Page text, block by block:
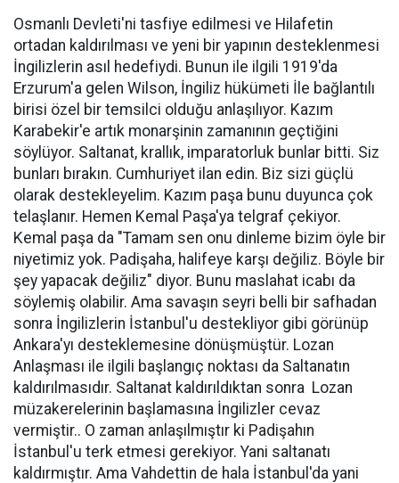
Osmanlı Devleti'ni tasfiye edilmesi ve Hilafetin
ortadan kaldırılması ve yeni bir yapının desteklenmesi
İngilizlerin asıl hedefiydi. Bunun ile ilgili 1919'da
Erzurum'a gelen Wilson, İngiliz hükümeti İle bağlantılı
birisi özel bir temsilci olduğu anlaşılıyor. Kazım
Karabekir'e artık monarşinin zamanının geçtiğini
söylüyor. Saltanat, krallık, imparatorluk bunlar bitti. Siz
bunları bırakın. Cumhuriyet ilan edin. Biz sizi güçlü
olarak destekleyelim. Kazım paşa bunu duyunca çok
telaşlanır. Hemen Kemal Paşa'ya telgraf çekiyor.
Kemal paşa da "Tamam sen onu dinleme bizim öyle bir
niyetimiz yok. Padişaha, halifeye karşı değiliz. Böyle bir
şey yapacak değiliz" diyor. Bunu maslahat icabı da
söylemiş olabilir. Ama savaşın seyri belli bir safhadan
sonra İngilizlerin İstanbul'u destekliyor gibi görünüp
Ankara'yı desteklemesine dönüşmüştür. Lozan
Anlaşması ile ilgili başlangıç noktası da Saltanatın
kaldırılmasıdır. Saltanat kaldırıldıktan sonra Lozan
müzakerelerinin başlamasına İngilizler cevaz
vermiştir.. O zaman anlaşılmıştır ki Padişahın
İstanbul'u terk etmesi gerekiyor. Yani saltanatı
kaldırmıştır. Ama Vahdettin de hala İstanbul'da yani